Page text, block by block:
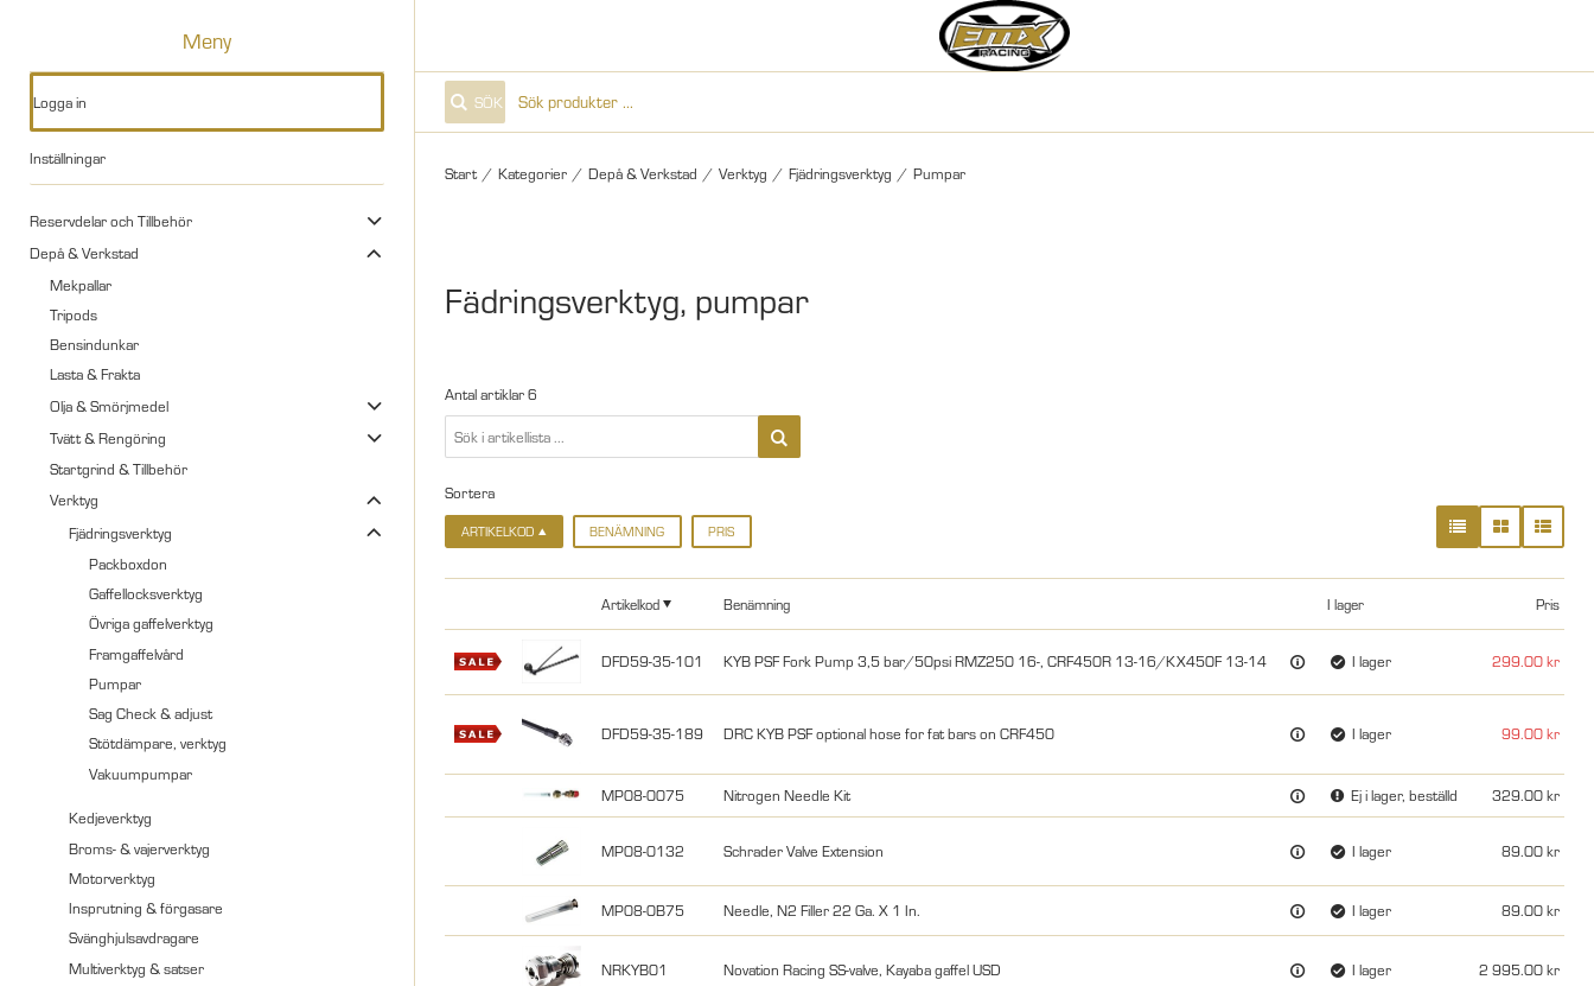
Meny
Logga in
Inställningar
Reservdelar och Tillbehör
Depå & Verkstad
Mekpallar
Tripods
Bensindunkar
Lasta & Frakta
Olja & Smörjmedel
Tvätt & Rengöring
Startgrind & Tillbehör
Verktyg
Fjädringsverktyg
Packboxdon
Gaffellocksverktyg
Övriga gaffelverktyg
Framgaffelvård
Pumpar
Sag Check & adjust
Stötdämpare, verktyg
Vakuumpumpar
Kedjeverktyg
Broms- & vajerverktyg
Motorverktyg
Insprutning & förgasare
Svänghjulsavdragare
Multiverktyg & satser
SÖK
Start / Kategorier / Depå & Verkstad / Verktyg / Fjädringsverktyg / Pumpar
Fädringsverktyg, pumpar
Antal artiklar6
Sortera
ARTIKELKOD BENÄMNING PRIS
Artikelkod Benämning I lager Pris
DFD59-35-101 KYB PSF Fork Pump 3,5 bar/50psi RMZ250 16-, CRF450R 13-16/KX450F 13-14 I lager 299.00
DFD59-35-189 DRC KYB PSF optional hose for fat bars on CRF450 I lager 99.00
MP08-0075 Nitrogen Needle Kit Ej i lager, beställd 329.00
MP08-0132 Schrader Valve Extension I lager 89.00
MP08-0B75 Needle, N2 Filler 22 Ga. X 1 In. I lager 89.00
NRKYB01 Novation Racing SS-valve, Kayaba gaffel USD I lager 2 995.00